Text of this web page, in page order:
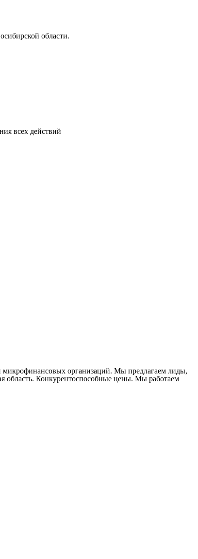
области.
всех действий
микрофинансовых организаций. Мы предлагаем лиды,
область. Конкурентоспособные цены. Мы работаем